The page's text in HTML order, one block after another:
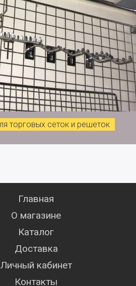
торговых сеток и решеток
Главная
О магазине
Каталог
Доставка
Личный кабинет
Контакты